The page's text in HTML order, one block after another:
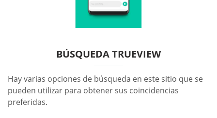
BÚSQUEDA TRUEVIEW
Hay varias opciones de búsqueda en este sitio que se
pueden utilizar para obtener sus coincidencias
preferidas.